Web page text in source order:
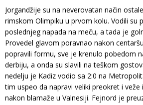
Jorgandžije su na neverovatan način
rimskom Olimpiku u prvom kolu. Vodili su
poslednjeg napada na meču, a tada je
Provedel glavom poravnao nakon
popravili formu, sve je krenulo pobedom
derbiju, a onda su slavili na teškom
nedelju je Kadiz vodio sa 2:0 na
tim uspeo da napravi veliki preokret i
nakon blamaže u Valnesiji. Fejnord je